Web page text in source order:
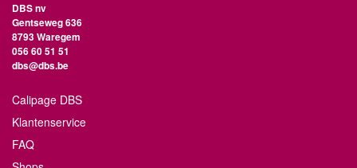
DBS nv
Gentseweg 636
8793 Waregem
056 60 51 51
dbs@dbs.be
Calipage DBS
Klantenservice
FAQ